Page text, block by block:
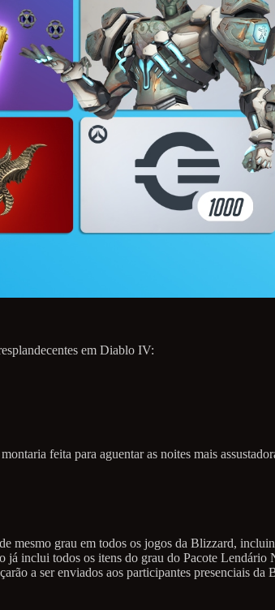
em Diablo IV:
feita para aguentar as noites mais
mesmo grau em todos os jogos da Blizzard,
inclui todos os itens do grau do Pacote
a ser enviados aos participantes presenciais